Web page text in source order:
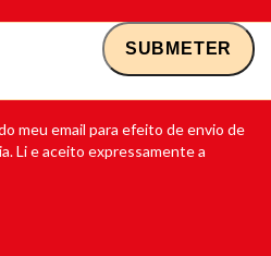
meu email para efeito de envio de
Li e aceito expressamente a